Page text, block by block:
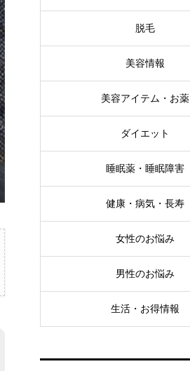
脱毛
美容情報
美容アイテム・お薬
ダイエット
睡眠薬・睡眠障害
健康・病気・長寿
女性のお悩み
男性のお悩み
生活・お得情報